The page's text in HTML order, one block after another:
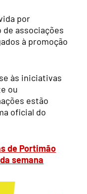
por
associações
à promoção
às iniciativas
ou
estão
oficial do
de Portimão
semana